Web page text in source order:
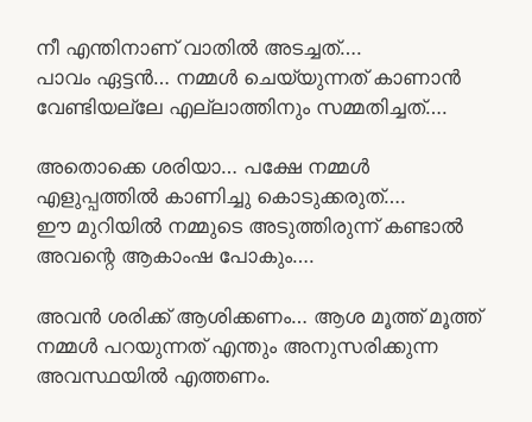
നീ എന്തിനാണ് വാതിൽ അടച്ചത്….
പാവം ഏട്ടൻ… നമ്മൾ ചെയ്യുന്നത് കാണാൻ
വേണ്ടിയല്ലേ എല്ലാത്തിനും സമ്മതിച്ചത്….
അതൊക്കെ ശരിയാ… പക്ഷേ നമ്മൾ
എളുപ്പത്തിൽ കാണിച്ചു കൊടുക്കരുത്….
ഈ മുറിയിൽ നമ്മുടെ അടുത്തിരുന്ന് കണ്ടാൽ
അവന്റെ ആകാംഷ പോകും….
അവൻ ശരിക്ക് ആശിക്കണം… ആശ മൂത്ത് മൂത്ത്
നമ്മൾ പറയുന്നത് എന്തും അനുസരിക്കുന്ന
അവസ്ഥയിൽ എത്തണം.